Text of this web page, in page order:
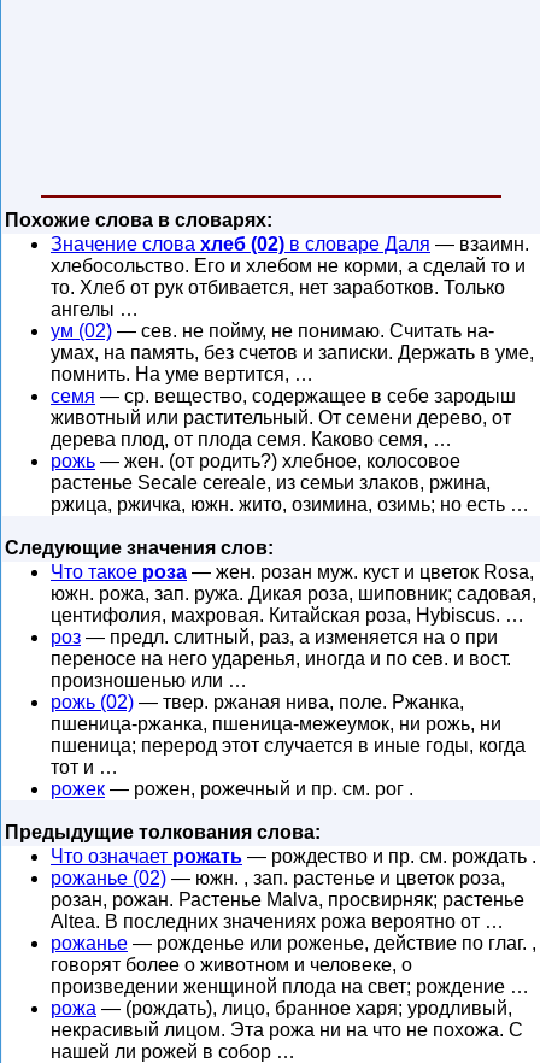
Похожие слова в словарях:
Значение слова хлеб (02) в словаре Даля — взаимн.
хлебосольство. Его и хлебом не корми, а сделай то и
то. Хлеб от рук отбивается, нет заработков. Только
ангелы …
ум (02) — сев. не пойму, не понимаю. Считать на-
умах, на память, без счетов и записки. Держать в уме,
помнить. На уме вертится, …
семя — ср. вещество, содержащее в себе зародыш
животный или растительный. От семени дерево, от
дерева плод, от плода семя. Каково семя, …
рожь — жен. (от родить?) хлебное, колосовое
растенье Secale cereale, из семьи злаков, ржина,
ржица, ржичка, южн. жито, озимина, озимь; но есть …
Следующие значения слов:
Что такое роза — жен. розан муж. куст и цветок Rosa,
южн. рожа, зап. ружа. Дикая роза, шиповник; садовая,
центифолия, махровая. Китайская роза, Hybiscus. …
роз — предл. слитный, раз, а изменяется на о при
переносе на него ударенья, иногда и по сев. и вост.
произношенью или …
рожь (02) — твер. ржаная нива, поле. Ржанка,
пшеница-ржанка, пшеница-межеумок, ни рожь, ни
пшеница; перерод этот случается в иные годы, когда
тот и …
рожек — рожен, рожечный и пр. см. рог .
Предыдущие толкования слова:
Что означает рожать — рождество и пр. см. рождать .
рожанье (02) — южн. , зап. растенье и цветок роза,
розан, рожан. Растенье Malva, просвирняк; растенье
Altea. В последних значениях рожа вероятно от …
рожанье — рожденье или роженье, действие по глаг. ,
говорят более о животном и человеке, о
произведении женщиной плода на свет; рождение …
рожа — (рождать), лицо, бранное харя; уродливый,
некрасивый лицом. Эта рожа ни на что не похожа. С
нашей ли рожей в собор …